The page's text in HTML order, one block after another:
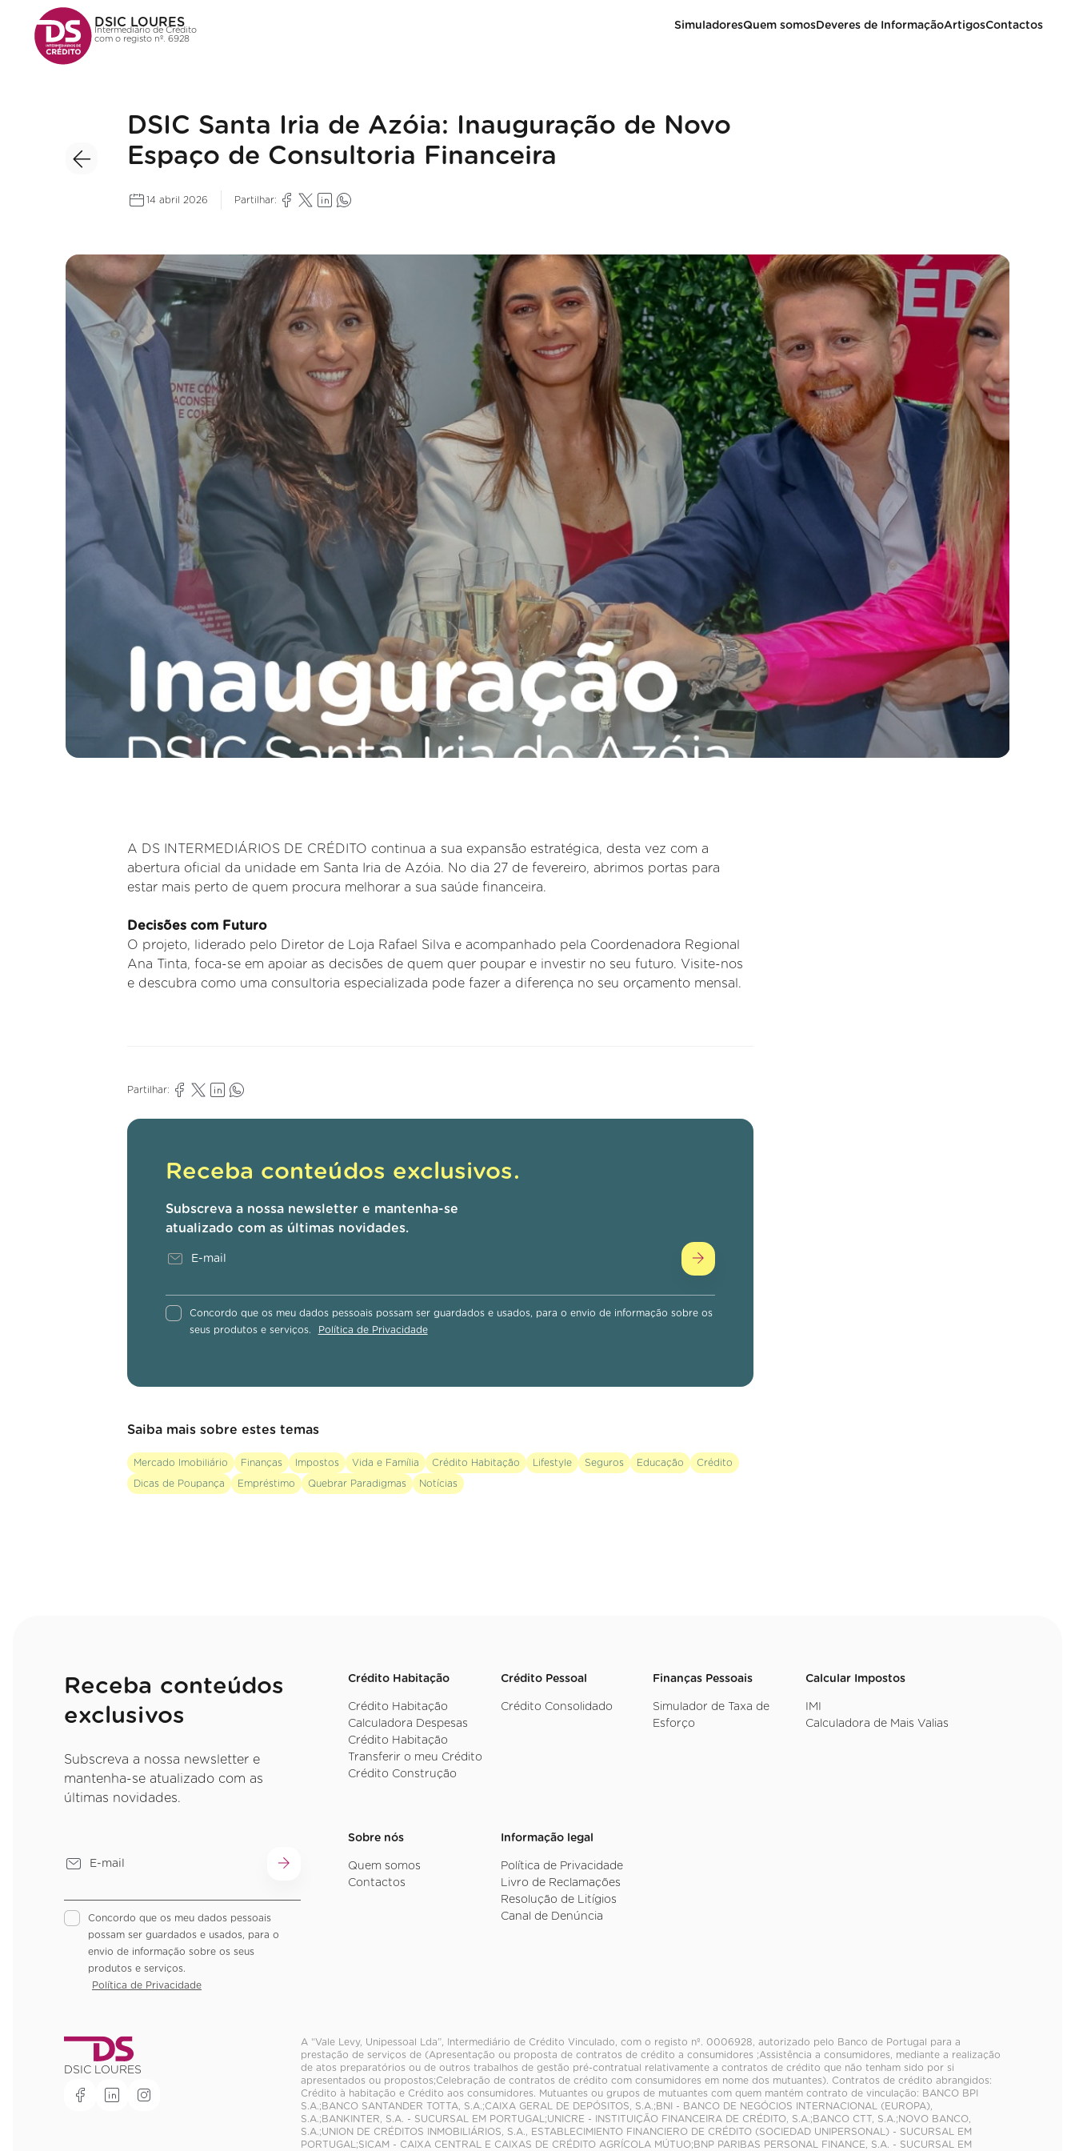
DSIC LOURES
Intermediário de Crédito
com o registo nº. 6928
SimuladoresQuem somosDeveres de InformaçãoArtigosContactos
DSIC Santa Iria de Azóia: Inauguração de Novo
Espaço de Consultoria Financeira
14 abril 2026 Partilhar:
A DS INTERMEDIÁRIOS DE CRÉDITO continua a sua expansão estratégica, desta vez com a
abertura oficial da unidade em Santa Iria de Azóia. No dia 27 de fevereiro, abrimos portas para
estar mais perto de quem procura melhorar a sua saúde financeira.
Decisões com Futuro
O projeto, liderado pelo Diretor de Loja Rafael Silva e acompanhado pela Coordenadora Regional
Ana Tinta, foca-se em apoiar as decisões de quem quer poupar e investir no seu futuro. Visite-nos
e descubra como uma consultoria especializada pode fazer a diferença no seu orçamento mensal.
Partilhar:
Receba conteúdos exclusivos.
Subscreva a nossa newsletter e mantenha-se
atualizado com as últimas novidades.
Concordo que os meu dados pessoais possam ser guardados e usados, para o envio de informação sobre os
seus produtos e serviços.
Política de Privacidade
Saiba mais sobre estes temas
Mercado Imobiliário Finanças Impostos Vida e Família Crédito Habitação Lifestyle Seguros Educação Crédito
Dicas de Poupança Empréstimo Quebrar Paradigmas Notícias
Receba conteúdos
exclusivos
Subscreva a nossa newsletter e
mantenha-se atualizado com as
últimas novidades.
Concordo que os meu dados pessoais
possam ser guardados e usados, para o
envio de informação sobre os seus
produtos e serviços.
Política de Privacidade
Crédito Habitação
Crédito Habitação
Calculadora Despesas
Crédito Habitação
Transferir o meu Crédito
Crédito Construção
Crédito Pessoal
Crédito Consolidado
Finanças Pessoais
Simulador de Taxa de
Esforço
Calcular Impostos
IMI
Calculadora de Mais Valias
Sobre nós
Quem somos
Contactos
Informação legal
Política de Privacidade
Livro de Reclamações
Resolução de Litígios
Canal de Denúncia
DSIC LOURES
A “Vale Levy, Unipessoal Lda”, Intermediário de Crédito Vinculado, com o registo nº. 0006928, autorizado pelo Banco de Portugal para a
prestação de serviços de (Apresentação ou proposta de contratos de crédito a consumidores ;Assistência a consumidores, mediante a realização
de atos preparatórios ou de outros trabalhos de gestão pré-contratual relativamente a contratos de crédito que não tenham sido por si
apresentados ou propostos;Celebração de contratos de crédito com consumidores em nome dos mutuantes). Contratos de crédito abrangidos:
Crédito à habitação e Crédito aos consumidores. Mutuantes ou grupos de mutuantes com quem mantém contrato de vinculação: BANCO BPI
S.A.;BANCO SANTANDER TOTTA, S.A.;CAIXA GERAL DE DEPÓSITOS, S.A.;BNI - BANCO DE NEGÓCIOS INTERNACIONAL (EUROPA),
S.A.;BANKINTER, S.A. - SUCURSAL EM PORTUGAL;UNICRE - INSTITUIÇÃO FINANCEIRA DE CRÉDITO, S.A.;BANCO CTT, S.A.;NOVO BANCO,
S.A.;UNION DE CRÉDITOS INMOBILIÁRIOS, S.A., ESTABLECIMIENTO FINANCIERO DE CRÉDITO (SOCIEDAD UNIPERSONAL) - SUCURSAL EM
PORTUGAL;SICAM - CAIXA CENTRAL E CAIXAS DE CRÉDITO AGRÍCOLA MÚTUO;BNP PARIBAS PERSONAL FINANCE, S.A. - SUCURSAL EM